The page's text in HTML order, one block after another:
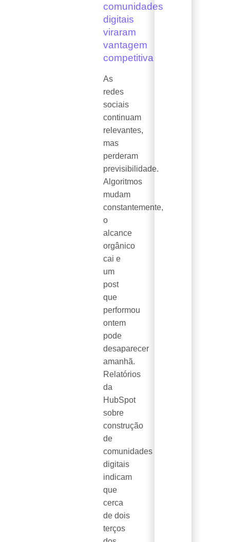
comunidades
digitais
viraram
vantagem
competitiva
As
redes
sociais
continuam
relevantes,
mas
perderam
previsibilidade.
Algoritmos
mudam
constantemente,
o
alcance
orgânico
cai e
um
post
que
performou
ontem
pode
desaparecer
amanhã.
Relatórios
da
HubSpot
sobre
construção
de
comunidades
digitais
indicam
que
cerca
de dois
terços